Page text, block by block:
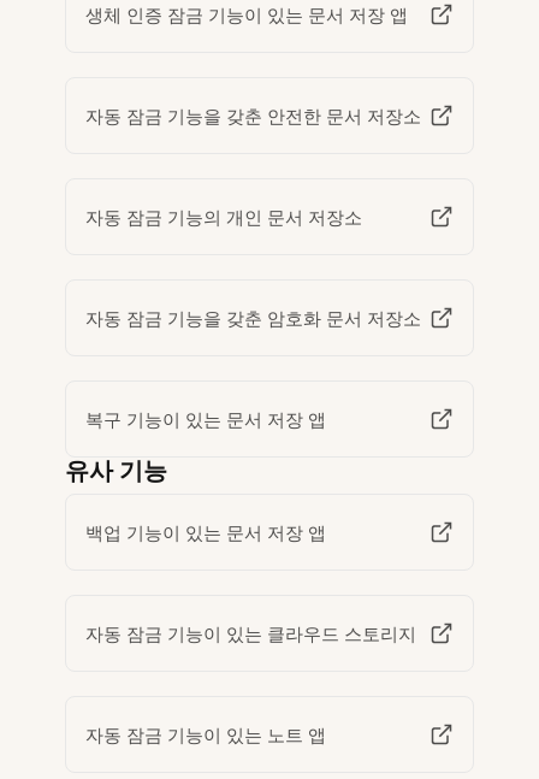
생체 인증 잠금 기능이 있는 문서 저장 앱
자동 잠금 기능을 갖춘 안전한 문서 저장소
자동 잠금 기능의 개인 문서 저장소
자동 잠금 기능을 갖춘 암호화 문서 저장소
복구 기능이 있는 문서 저장 앱
유사 기능
백업 기능이 있는 문서 저장 앱
자동 잠금 기능이 있는 클라우드 스토리지
자동 잠금 기능이 있는 노트 앱